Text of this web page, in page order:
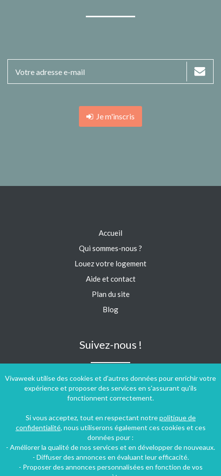
Je m'inscris
Vivaweek utilise des cookies et d'autres données pour enrichir votre
expérience et proposer des services en s'assurant qu'ils
fonctionnent correctement.
Si vous acceptez, tout en respectant notrepolitique de
confidentialité, nous utiliserons également ces cookies et ces
données pour :
- Améliorer la qualité de nos services et en développer de nouveaux.
- Diffuser des annonces en évaluant leur efficacité.
- Proposer des annonces personnalisées en fonction de vos
Accueil
Qui sommes-nous ?
Louez votre logement
Aide et contact
Plan du site
Blog
Suivez-nous !